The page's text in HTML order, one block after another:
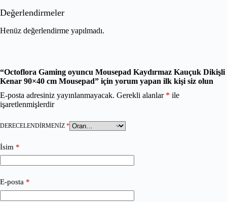
Değerlendirmeler
Henüz değerlendirme yapılmadı.
“Octoflora Gaming oyuncu Mousepad Kaydırmaz Kauçuk Dikişli
Kenar 90×40 cm Mousepad” için yorum yapan ilk kişi siz olun
E-posta adresiniz yayınlanmayacak. Gerekli alanlar * ile
işaretlenmişlerdir
DERECELENDIRMENIZ *
İsim *
E-posta *